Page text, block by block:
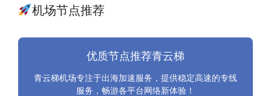
机场节点推荐
优质节点推荐青云梯
青云梯机场专注于出海加速服务，提供稳定高速的专线
服务，畅游各平台网络新体验！